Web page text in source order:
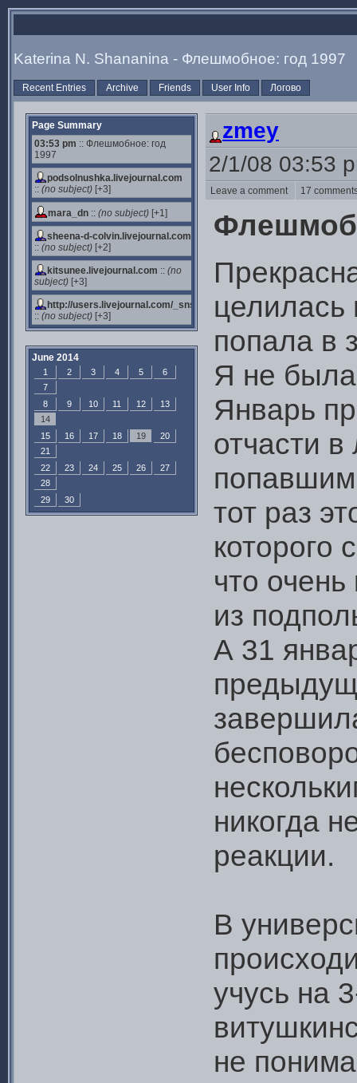
Katerina N. Shananina - Флешмобное: год 1997
Recent Entries Archive Friends User Info Логово
Page Summary
03:53 pm :: Флешмобное: год
1997
podsolnushka.livejournal.com
:: (no subject) [+3]
mara_dn :: (no subject) [+1]
sheena-d-colvin.livejournal.com
:: (no subject) [+2]
kitsunee.livejournal.com :: (no
subject) [+3]
http://users.livejournal.com/_sns/
:: (no subject) [+3]
June 2014
1 2 3 4 5
6
7
8
9 10 11 12
13
14
15
16 17 18 19
20
21
22
23 24 25 26
27
28
29
30
zmey
2/1/08 03:53
Leave a comment 17
целилась
попала в
Я не
Январь
отчасти
тот раз
которого
что очень
из
А 31
никогда
реакции.
В
учусь на
не